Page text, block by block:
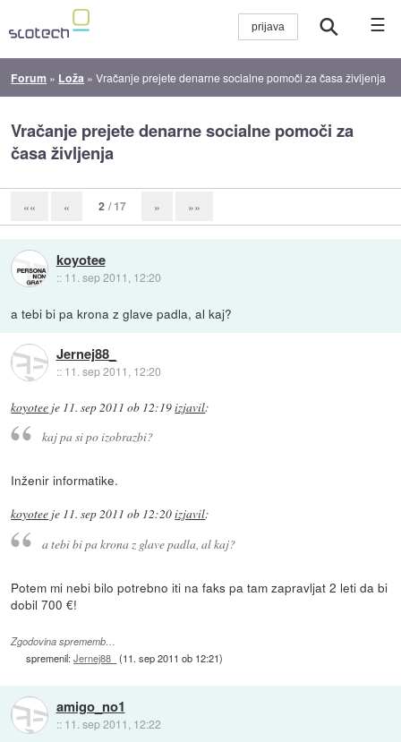
☰
Forum » Loža »Vračanje prejete denarne socialne pomoči za časa življenja
Vračanje prejete denarne socialne pomoči za
časa življenja
«« « 2 / 17 » »»
koyotee
:: 11. sep 2011, 12:20
a tebi bi pa krona z glave padla, al kaj?
Jernej88_
:: 11. sep 2011, 12:20
koyotee je 11. sep 2011 ob 12:19izjavil:
kaj pa si po izobrazbi?
Inženir informatike.
koyotee je 11. sep 2011 ob 12:20izjavil:
a tebi bi pa krona z glave padla, al kaj?
Potem mi nebi bilo potrebno iti na faks pa tam zapravljat 2 leti da bi
dobil 700 €!
Zgodovina sprememb…
spremenil:Jernej88_ (11. sep 2011 ob 12:21)
amigo_no1
:: 11. sep 2011, 12:22